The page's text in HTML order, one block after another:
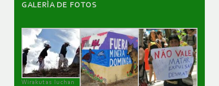
GALERÌA DE FOTOS
Wirakutas luchan